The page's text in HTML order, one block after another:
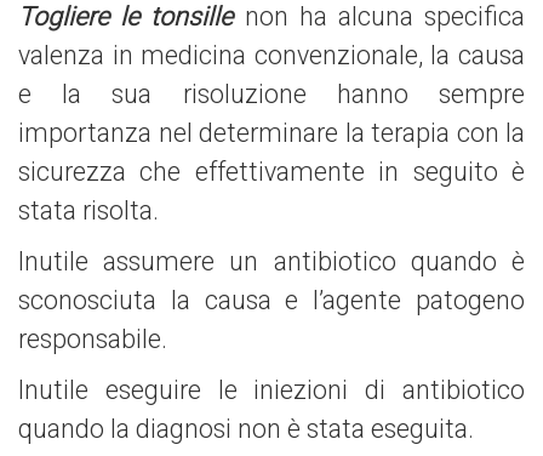
Togliere le tonsillenon ha alcuna specifica
valenza in medicina convenzionale, la causa
e la sua risoluzione hanno sempre
importanza nel determinare la terapia con la
sicurezza che effettivamente in seguito è
stata risolta.
Inutile assumere un antibiotico quando è
sconosciuta la causa e l’agente patogeno
responsabile.
Inutile eseguire le iniezioni di antibiotico
quando la diagnosi non è stata eseguita.